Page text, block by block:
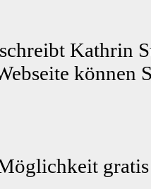
Kathrin
können